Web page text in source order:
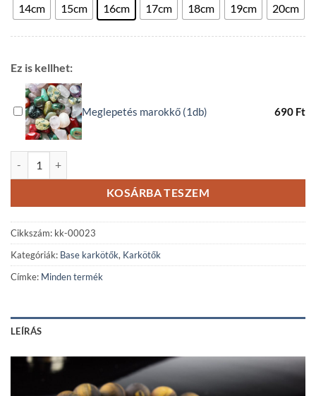
14cm 15cm 16cm 17cm 18cm 19cm 20cm
Ez is kellhet:
Meglepetés marokkő (1db) 690 Ft
KOSÁRBA TESZEM
Cikkszám: kk-00023
Kategóriák: Base karkötők, Karkötők
Címke: Minden termék
LEÍRÁS